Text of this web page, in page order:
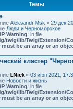
Темы
Aleksandr Msk « 29 дек
Люди и Черноморское
Warning: in file
twig/lib/Twig/Extension/
must be an array or an
кластер
LNick « 03 июн 2021,
Новости и жизнь
Warning: in file
twig/lib/Twig/Extension/
must be an array or an